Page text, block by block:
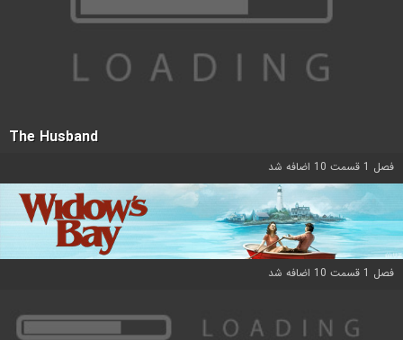
The Husband
فصل 1 قسمت 10 اضافه شد
فصل 1 قسمت 10 اضافه شد